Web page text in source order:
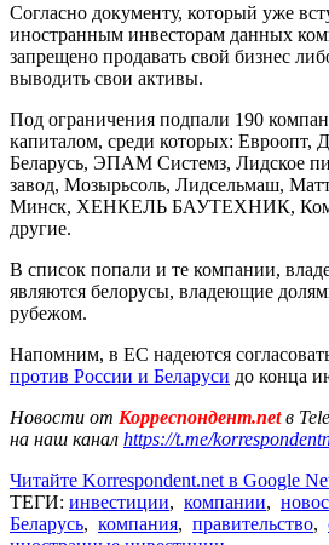
Согласно документу, который уже
иностранным инвесторам данных
запрещено продавать свой бизнес
выводить свои активы.
Под ограничения подпали 190
капиталом, среди которых:
Беларусь, ЭПАМ Системз, Лидское
завод, Мозырьсоль, Лидсельмаш,
Минск, ХЕНКЕЛЬ БАУТЕХНИК,
другие.
В список попали и те компании,
являются белорусы, владеющие
рубежом.
Напомним, в ЕС надеются
против России и Беларуси до конца
Новости от Корреспондент.netв
на наш канал https://t.me/
Читайте Korrespondent.net в Google
ТЕГИ: инвестиции, компании,
Беларусь, компания, правительство,